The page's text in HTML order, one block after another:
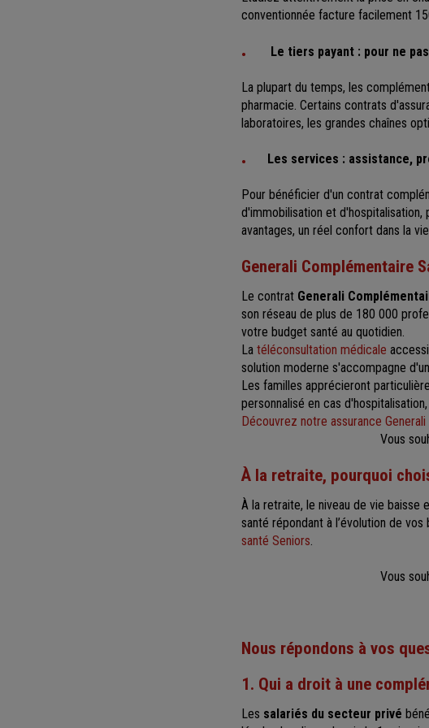
conventionnée facture facilement
Le tiers payant : pour ne
La plupart du temps, les
pharmacie. Certains contrats
laboratoires, les grandes chaînes
Les services : assistance,
Pour bénéficier d'un contrat
d'immobilisation et
avantages, un réel confort dans la
Generali Complémentaire
Le contrat Generali
son réseau de plus de 180 000
votre budget santé au quotidien.
La téléconsultation médicale
solution moderne s'accompagne d'un
Les familles apprécieront
personnalisé en cas
Découvrez notre assurance
Vous
À la retraite, pourquoi
À la retraite, le niveau de vie baisse
santé répondant à l’évolution de vos
santé Seniors
Vous
Nous répondons à vos
1. Qui a droit à une
Les salariés du secteur privé